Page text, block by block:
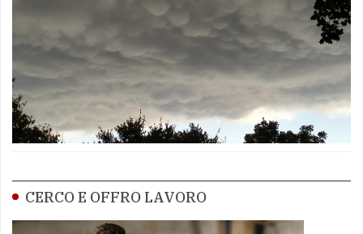
CERCO E OFFRO LAVORO